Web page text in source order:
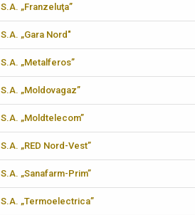
S.A. „Franzeluţa”
S.A. „Gara Nord"
S.A. „Metalferos”
S.A. „Moldovagaz”
S.A. „Moldtelecom”
S.A. „RED Nord-Vest”
S.A. „Sanafarm-Prim”
S.A. „Termoelectrica”